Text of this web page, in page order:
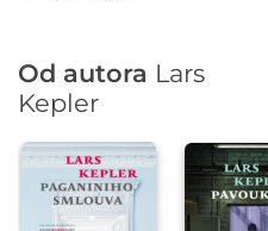
Od autora Lars
Kepler